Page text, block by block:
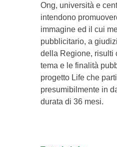
Ong, università e
intendono
immagine ed il cui
pubblicitario, a
della Regione, risulti
tema e le finalità
progetto Life che
presumibilmente in
durata di 36 mesi.